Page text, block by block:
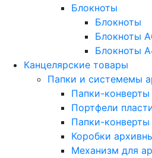
Блокноты
Блокноты
Блокноты
Блокноты
Канцелярские товары
Папки и системемы
Папки-
Портфели
Папки-конверты
Коробки
Механизм для